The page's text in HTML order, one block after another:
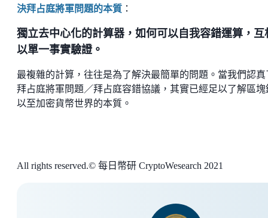
決拜占庭將軍問題的本質 ：
獨立去中心化的計算器，如何可以自我容錯運算，互
以單一事實驗證。
最複雜的計算，往往是為了解決最簡單的問題。當我們認真
拜占庭將軍問題／拜占庭容錯協議，其實已經足以了解區塊
以至加密貨幣世界的本質。
All rights reserved.© 每日幣研 CryptoWesearch 2021